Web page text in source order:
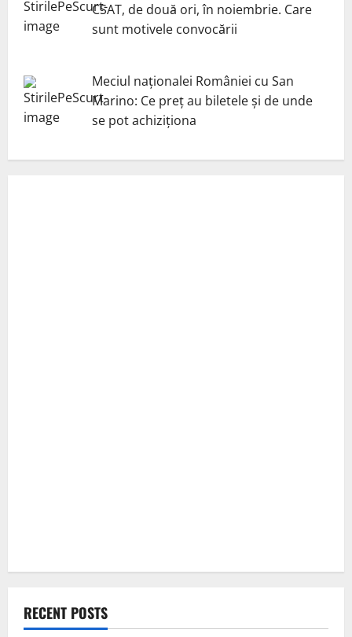
CSAT, de două ori, în noiembrie. Care
sunt motivele convocării
Meciul naționalei României cu San
Marino: Ce preț au biletele și de unde
se pot achiziționa
RECENT POSTS